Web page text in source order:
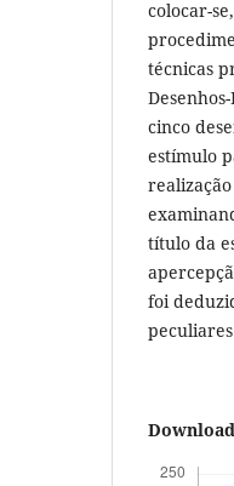
colocar-
técnicas
cinco
estímulo
título da
foi